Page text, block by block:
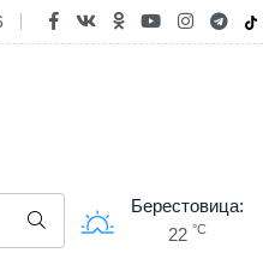
перед будущим
Берестовица:
22 °C